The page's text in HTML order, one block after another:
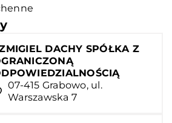
DACHY SPÓŁKA Z
07-415 Grabowo, ul.
Warszawska 7